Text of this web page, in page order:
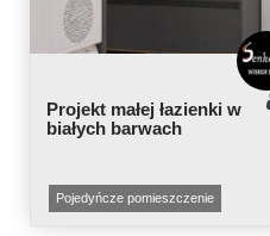
Projekt małej łazienki w
białych barwach
Pojedyńcze pomieszczenie